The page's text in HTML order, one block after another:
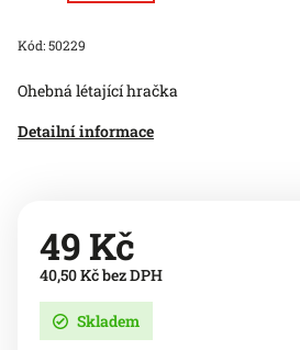
Kód:50229
Ohebná létající hračka
Detailní informace
49 Kč
40,50 Kč bez DPH
Skladem